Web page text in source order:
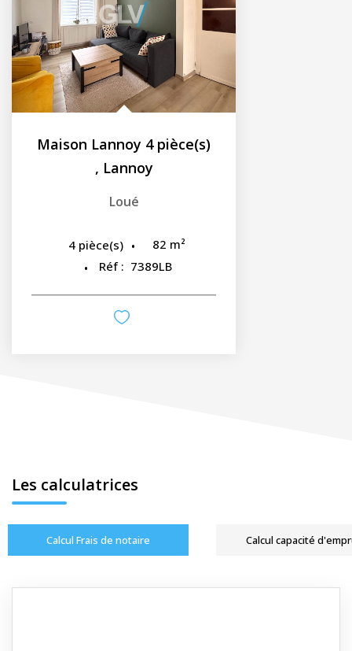
Maison Lannoy 4 pièce(s)
, Lannoy
Loué
4 pièce(s) 82 m²
Réf : 7389LB
Les calculatrices
Calcul Frais de notaire Calcul capacité